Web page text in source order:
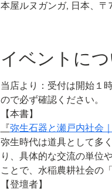
本屋ルヌガンガ, 日本、
イベントに
当店より：受付は開始１
ので必ず確認ください。
【本書】
『弥生石器と瀬戸内社会
弥生時代は道具として多
り、具体的な交流の単位
ことで、水稲農耕社会の
【登壇者】